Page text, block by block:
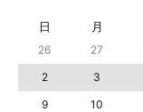
日 月
26 27
2
3
9
10